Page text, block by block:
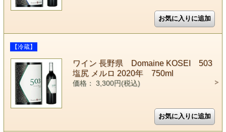
【冷蔵】
ワイン 長野県 Domaine KOSEI 503
塩尻 メルロ 2020年 750ml
価格： 3,300円(税込)